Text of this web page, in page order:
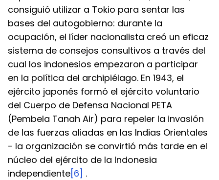
consiguió utilizar a Tokio para sentar las
bases del autogobierno: durante la
ocupación, el líder nacionalista creó un eficaz
sistema de consejos consultivos a través del
cual los indonesios empezaron a participar
en la política del archipiélago. En 1943, el
ejército japonés formó el ejército voluntario
del Cuerpo de Defensa Nacional PETA
(Pembela Tanah Air) para repeler la invasión
de las fuerzas aliadas en las Indias Orientales
- la organización se convirtió más tarde en el
núcleo del ejército de la Indonesia
independiente[6] .